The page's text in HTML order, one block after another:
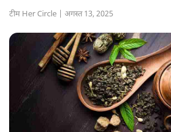
टीम Her Circle | अगस्त 13, 2025